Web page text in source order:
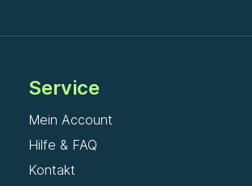
Service
Mein Account
Hilfe & FAQ
Kontakt